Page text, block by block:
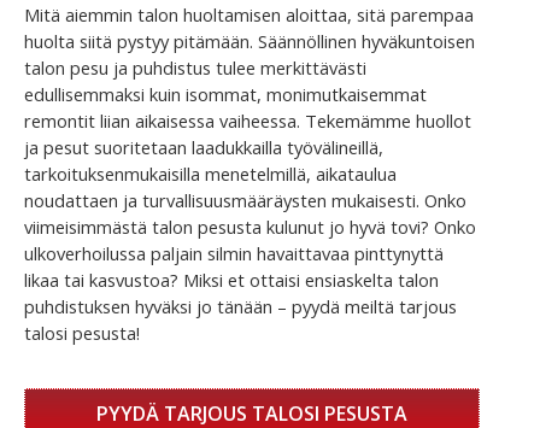
Mitä aiemmin talon huoltamisen aloittaa, sitä parempaa
huolta siitä pystyy pitämään. Säännöllinen hyväkuntoisen
talon pesu ja puhdistus tulee merkittävästi
edullisemmaksi kuin isommat, monimutkaisemmat
remontit liian aikaisessa vaiheessa. Tekemämme huollot
ja pesut suoritetaan laadukkailla työvälineillä,
tarkoituksenmukaisilla menetelmillä, aikataulua
noudattaen ja turvallisuusmääräysten mukaisesti. Onko
viimeisimmästä talon pesusta kulunut jo hyvä tovi? Onko
ulkoverhoilussa paljain silmin havaittavaa pinttynyttä
likaa tai kasvustoa? Miksi et ottaisi ensiaskelta talon
puhdistuksen hyväksi jo tänään – pyydä meiltä tarjous
talosi pesusta!
PYYDÄ TARJOUS TALOSI PESUSTA